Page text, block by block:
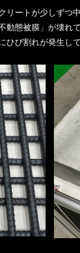
ートが少しずつ
態被膜」が壊れ
び割れが発生し